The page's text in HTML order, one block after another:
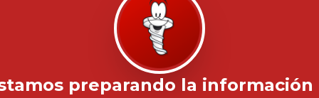
preparando la información